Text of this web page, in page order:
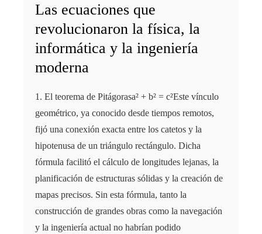
Las ecuaciones que
revolucionaron la física, la
informática y la ingeniería
moderna
1. El teorema de Pitágorasa² + b² = c²Este vínculo
geométrico, ya conocido desde tiempos remotos,
fijó una conexión exacta entre los catetos y la
hipotenusa de un triángulo rectángulo. Dicha
fórmula facilitó el cálculo de longitudes lejanas, la
planificación de estructuras sólidas y la creación de
mapas precisos. Sin esta fórmula, tanto la
construcción de grandes obras como la navegación
y la ingeniería actual no habrían podido